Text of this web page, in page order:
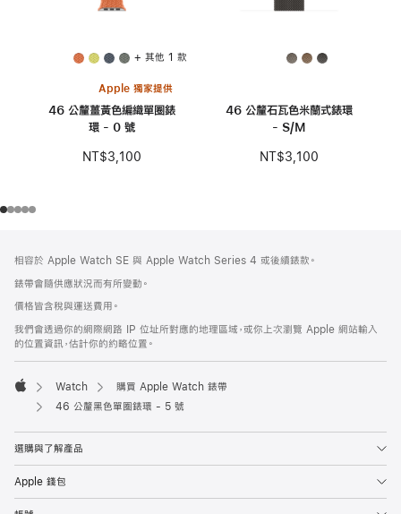
+ 其他 1 款
Apple 獨家提供
46 公釐薑黃色編織單圈錶
環 - 0 號
NT$3,100
46 公釐石瓦色米蘭式錶環
- S/M
NT$3,100
腳
腳
相容於 Apple Watch SE 與 Apple Watch Series 4 或後續錶款。
錶帶會隨供應狀況而有所變動。
價格皆含稅與運送費用。
我們會透過你的網際網路 IP 位址所對應的地理區域，或你上次瀏覽 Apple 網站輸入
的位置資訊，估計你的約略位置。
Apple
Watch
購買 Apple Watch 錶帶
46 公釐黑色單圈錶環 - 5 號
選購與了解產品
Apple 錢包